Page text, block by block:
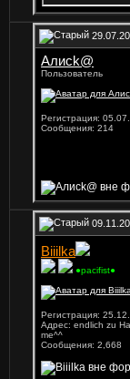
Алисk@
Пользователь
Регистрация:
Сообщения: 214
Biiilka
●pacifist●
Регистрация:
Адрес: endlich zu
me^^
Сообщения: 2,668